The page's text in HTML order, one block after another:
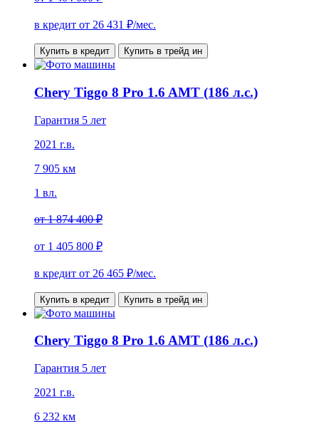
в кредит от 26 431 ₽/мес.
Купить в кредит Купить в трейд ин
Chery Tiggo 8 Pro 1.6 AMT (186 л.с.)
Гарантия 5 лет
2021 г.в.
7 905 км
1 вл.
от1 874 400 ₽
от 1 405 800 ₽
в кредит от 26 465 ₽/мес.
Купить в кредит Купить в трейд ин
Chery Tiggo 8 Pro 1.6 AMT (186 л.с.)
Гарантия 5 лет
2021 г.в.
6 232 км